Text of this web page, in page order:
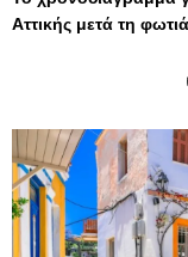
Αττικής μετά τη φωτιά